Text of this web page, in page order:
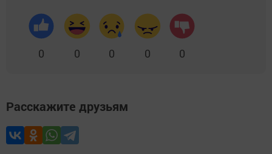
0 0 0 0 0
Расскажите друзьям